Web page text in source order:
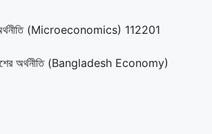
অর্থনীতি (Microeconomics) 112201
অর্থনীতি (Bangladesh Economy)